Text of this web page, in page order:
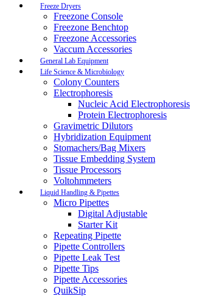
Freeze Dryers
Freezone Console
Freezone Benchtop
Freezone Accessories
Vaccum Accessories
General Lab Equipment
Life Science & Microbiology
Colony Counters
Electrophoresis
Nucleic Acid Electrophoresis
Protein Electrophoresis
Gravimetric Dilutors
Hybridization Equipment
Stomachers/Bag Mixers
Tissue Embedding System
Tissue Processors
Voltohmmeters
Liquid Handling & Pipettes
Micro Pipettes
Digital Adjustable
Starter Kit
Repeating Pipette
Pipette Controllers
Pipette Leak Test
Pipette Tips
Pipette Accessories
QuikSip